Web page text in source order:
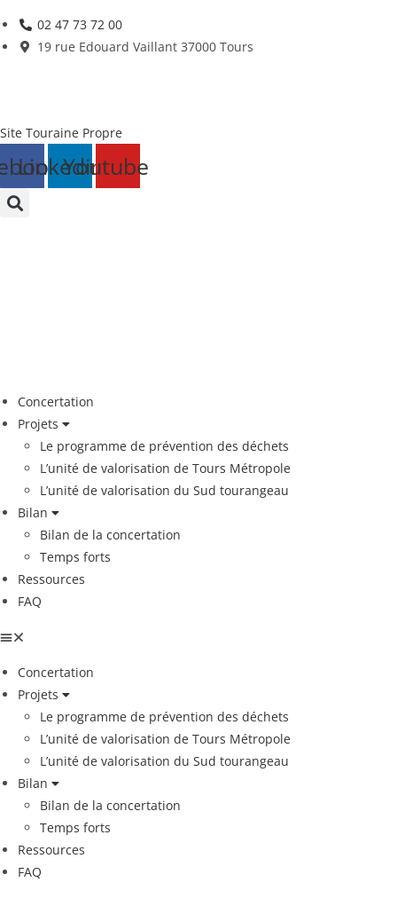
Skip
to
02 47 73 72 00
19 rue Edouard Vaillant 37000 Tours
Site Touraine Propre
LinkedinYoutube
Concertation
Projets
Le programme de prévention des déchets
L’unité de valorisation de Tours Métropole
L’unité de valorisation du Sud tourangeau
Bilan
Bilan de la concertation
Temps forts
Ressources
FAQ
Concertation
Projets
Le programme de prévention des déchets
L’unité de valorisation de Tours Métropole
L’unité de valorisation du Sud tourangeau
Bilan
Bilan de la concertation
Temps forts
Ressources
FAQ